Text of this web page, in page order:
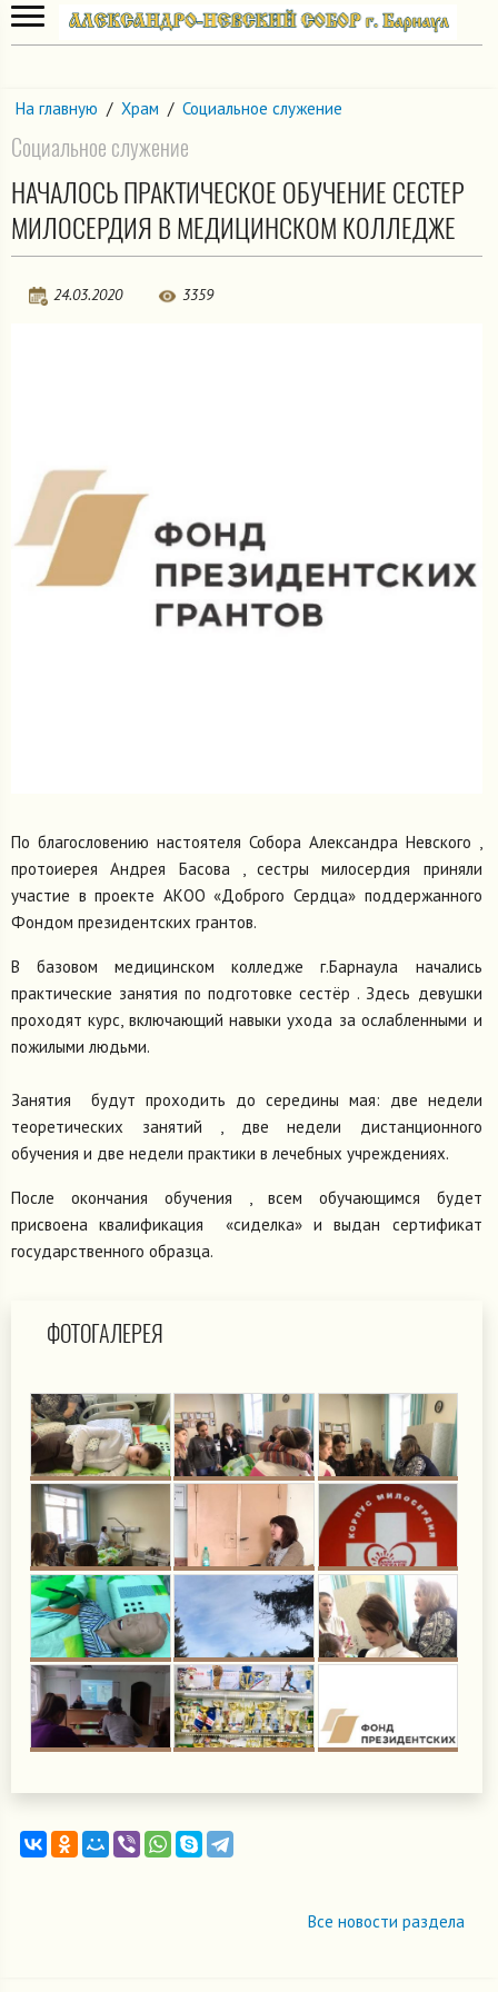
На главную / Храм / Социальное служение
Социальное служение
НАЧАЛОСЬ ПРАКТИЧЕСКОЕ ОБУЧЕНИЕ СЕСТЕР
МИЛОСЕРДИЯ В МЕДИЦИНСКОМ КОЛЛЕДЖЕ
24.03.2020 3359
По благословению настоятеля Собора Александра Невского ,
протоиерея Андрея Басова , сестры милосердия приняли
участие в проекте АКОО «Доброго Сердца» поддержанного
Фондом президентских грантов.
В базовом медицинском колледже г.Барнаула начались
практические занятия по подготовке сестёр . Здесь девушки
проходят курс, включающий навыки ухода за ослабленными и
пожилыми людьми.
Занятия будут проходить до середины мая: две недели
теоретических занятий , две недели дистанционного
обучения и две недели практики в лечебных учреждениях.
После окончания обучения , всем обучающимся будет
присвоена квалификация «сиделка» и выдан сертификат
государственного образца.
ФОТОГАЛЕРЕЯ
Все новости раздела